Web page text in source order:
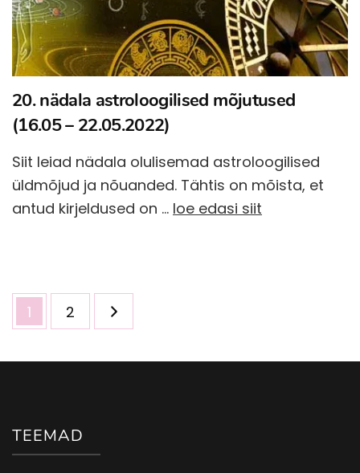
20. nädala astroloogilised mõjutused
(16.05 – 22.05.2022)
Siit leiad nädala olulisemad astroloogilised
üldmõjud ja nõuanded. Tähtis on mõista, et
antud kirjeldused on … loe edasi siit
Postituste
leheküljendus
Page
1 Page
2
TEEMAD